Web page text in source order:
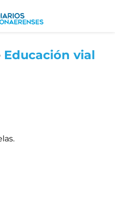
Educación vial